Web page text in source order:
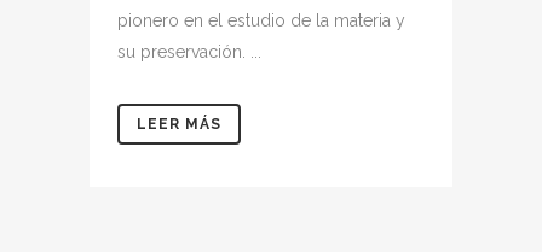
pionero en el estudio de la materia y
su preservación. ...
LEER MÁS